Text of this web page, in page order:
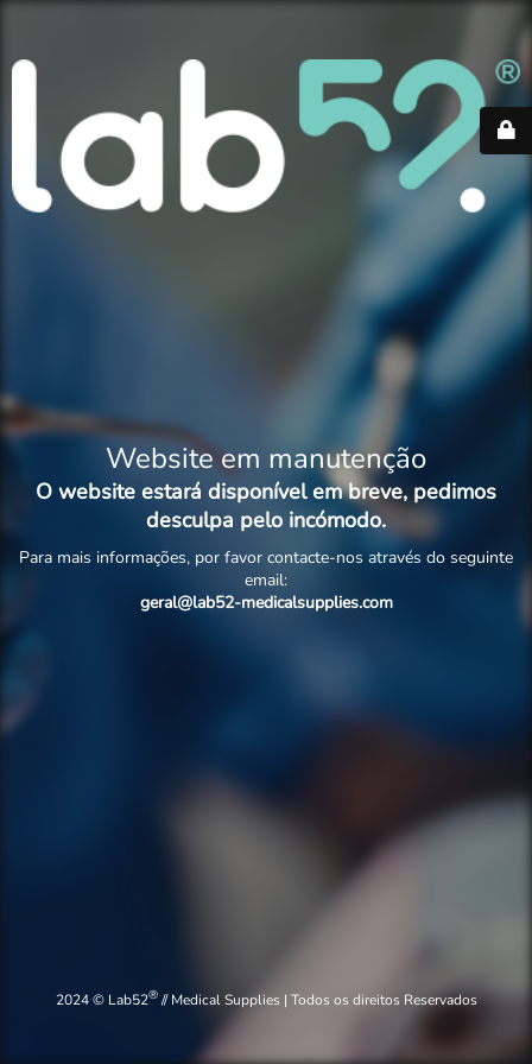
Website em manutenção
O website estará disponível em breve, pedimos
desculpa pelo incómodo.
Para mais informações, por favor contacte-nos através do seguinte
email:
geral@lab52-medicalsupplies.com
2024 © Lab52®// Medical Supplies | Todos os direitos Reservados